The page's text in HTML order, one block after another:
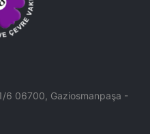
6 06700, Gaziosmanpaşa -